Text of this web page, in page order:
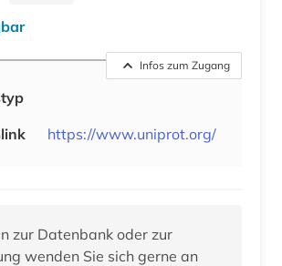
Infos zum Zugang
https://www.uniprot.org/
zur Datenbank oder zur
wenden Sie sich gerne an